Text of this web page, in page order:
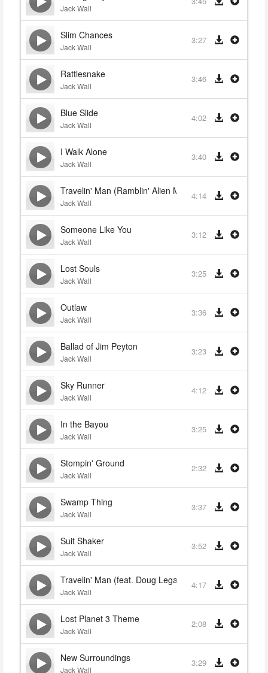
Jack Wall
Slim Chances
Jack Wall
3:27
Rattlesnake
Jack Wall
3:46
Blue Slide
Jack Wall
4:02
I Walk Alone
Jack Wall
3:40
Travelin' Man (Ramblin' Alien Mix)
Jack Wall
4:14
Someone Like You
Jack Wall
3:12
Lost Souls
Jack Wall
3:25
Outlaw
Jack Wall
3:36
Ballad of Jim Peyton
Jack Wall
3:23
Sky Runner
Jack Wall
4:12
In the Bayou
Jack Wall
3:25
Stompin' Ground
Jack Wall
2:32
Swamp Thing
Jack Wall
3:37
Suit Shaker
Jack Wall
3:52
Travelin' Man (feat. Doug Legacy)
Jack Wall
4:17
Lost Planet 3 Theme
Jack Wall
2:08
New Surroundings
Jack Wall
3:29